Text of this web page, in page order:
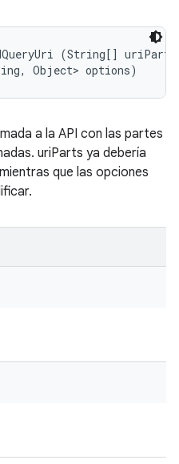
(String[]
Object> options)
a la API con las partes
uriParts ya debería
que las opciones